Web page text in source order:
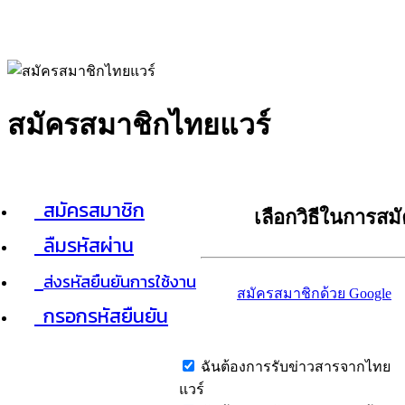
สมัครสมาชิกไทยแวร์
สมัครสมาชิก
ลืมรหัสผ่าน
ส่งรหัสยืนยันการใช้งาน
กรอกรหัสยืนยัน
เลือกวิธีในการส
สมัครสมาชิกด้วย Google
ฉันต้องการรับข่าวสารจากไทย
แวร์